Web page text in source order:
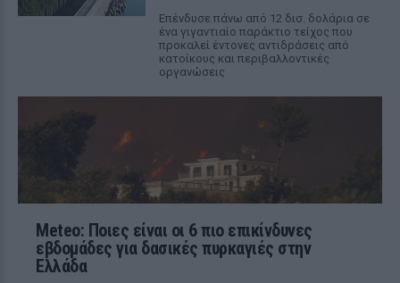
Επένδυσε πάνω από 12 δισ. δολάρια σε
ένα γιγαντιαίο παράκτιο τείχος που
προκαλεί έντονες αντιδράσεις από
κατοίκους και περιβαλλοντικές
οργανώσεις
Meteo: Ποιες είναι οι 6 πιο επικίνδυνες
εβδομάδες για δασικές πυρκαγιές στην
Ελλάδα